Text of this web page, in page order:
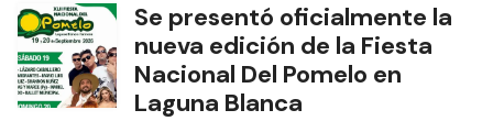
Se presentó oficialmente la
nueva edición de la Fiesta
Nacional Del Pomelo en
Laguna Blanca